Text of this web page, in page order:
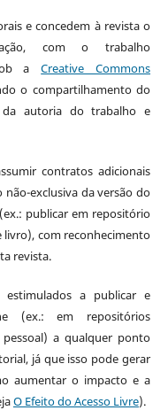
e concedem à revista o
com o trabalho
sob aCreative Commons
o compartilhamento do
da autoria do trabalho e
contratos adicionais
exclusiva da versão do
publicar em repositório
com reconhecimento
revista.
a publicar e
(ex.: em repositórios
a qualquer ponto
já que isso pode gerar
aumentar o impacto e a
O Efeito do Acesso Livre).